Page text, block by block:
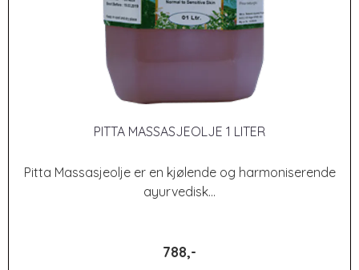
PITTA MASSASJEOLJE 1 LITER
Pitta Massasjeolje er en kjølende og harmoniserende
ayurvedisk...
788,-